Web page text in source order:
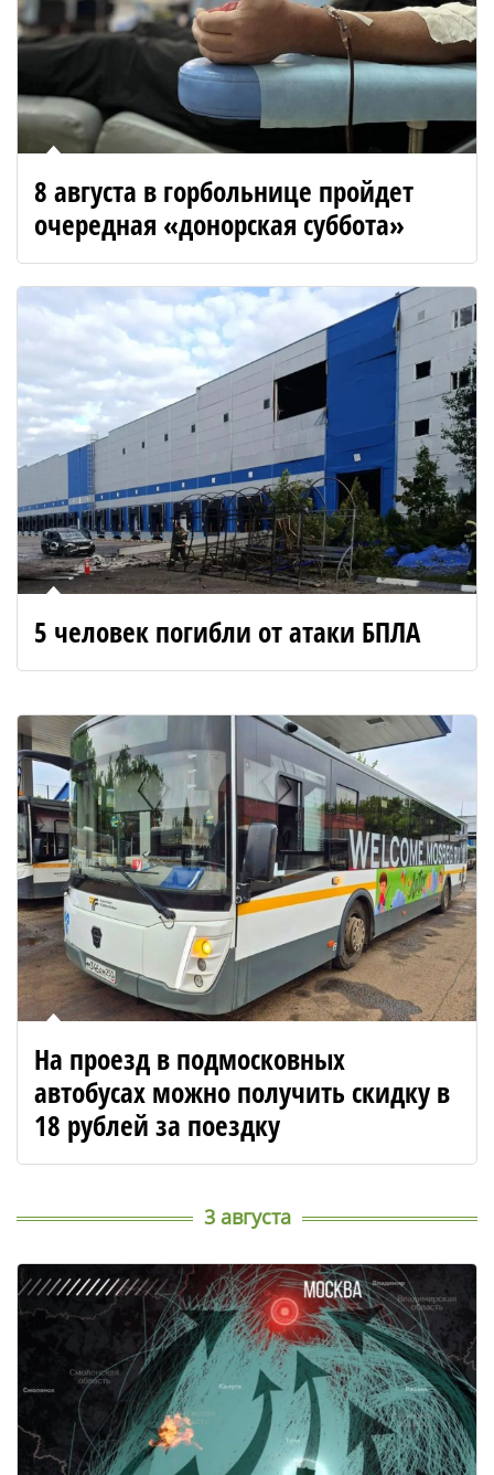
8 августа в горбольнице пройдет
очередная «донорская суббота»
5 человек погибли от атаки БПЛА
На проезд в подмосковных
автобусах можно получить скидку в
18 рублей за поездку
3 августа